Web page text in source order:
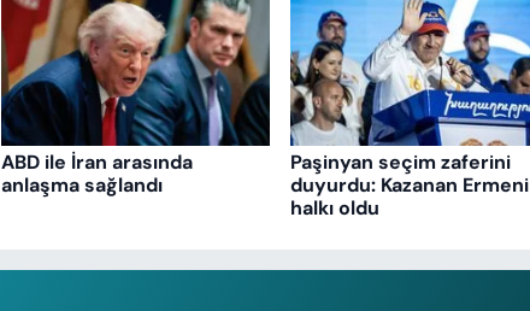
ABD ile İran arasında
anlaşma sağlandı
Paşinyan seçim zaferini
duyurdu: Kazanan Ermeni
halkı oldu